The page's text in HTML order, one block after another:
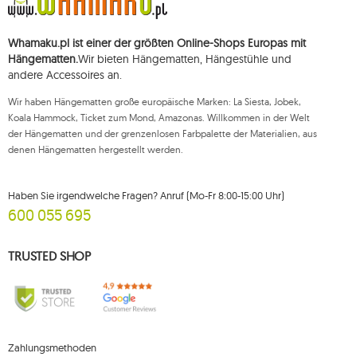
Whamaku.pl ist einer der größten Online-Shops Europas mit
Hängematten.Wir bieten Hängematten, Hängestühle und
andere Accessoires an.
Wir haben Hängematten große europäische Marken: La Siesta, Jobek,
Koala Hammock, Ticket zum Mond, Amazonas. Willkommen in der Welt
der Hängematten und der grenzenlosen Farbpalette der Materialien, aus
denen Hängematten hergestellt werden.
Haben Sie irgendwelche Fragen? Anruf (Mo-Fr 8:00-15:00 Uhr)
600 055 695
TRUSTED SHOP
Zahlungsmethoden